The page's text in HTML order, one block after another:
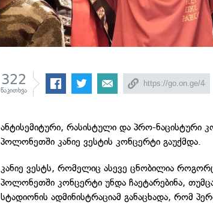
322
წაკითხვა
ანტისემიტური, რასისტული და პრო-ნაცისტური
პოლონეთში კანიე ვესტის კონცერტი გაუქმდა.
კანიე ვესტს, რომელიც ასევე ცნობილია
პოლონეთში კონცერტი უნდა ჩაეტარებინა,
სტადიონის ადმინისტრაციამ განაცხადა, რომ